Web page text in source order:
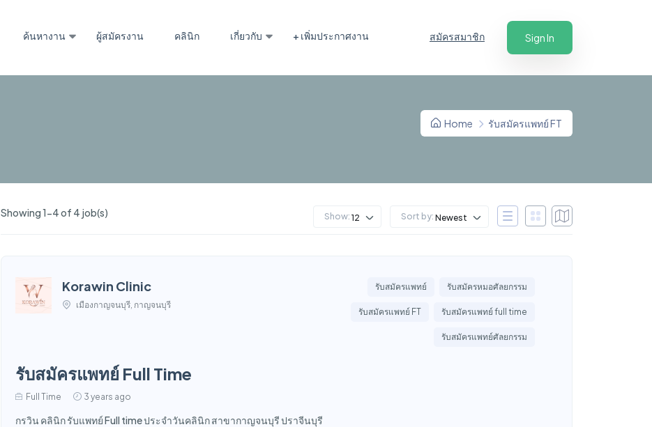
ค้นหางาน ผู้สมัครงาน คลินิก เกี่ยวกับ + เพิ่มประกาศงาน สมัครสมาชิก Sign In
Home รับสมัครแพทย์ FT
Showing 1-4 of 4 job(s) Show: 12 Sort by: Newest
Korawin Clinic
เมืองกาญจนบุรี, กาญจนบุรี
รับสมัครแพทย์ รับสมัครหมอศัลยกรรม
รับสมัครแพทย์ FT รับสมัครแพทย์ full time
รับสมัครแพทย์ศัลยกรรม
รับสมัครแพทย์ Full Time
Full Time 3 years ago
กรวิน คลินิก รับแพทย์ Full time ประจำวันคลินิก สาขากาญจนบุรี ปราจีนบุรี